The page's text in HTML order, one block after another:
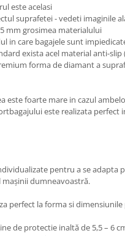
este acelasi
suprafetei - vedeti imaginile
mm grosimea materialului
in care bagajele sunt
exista acel material anti-slip
forma de diamant a
este foarte mare in cazul
este realizata perfect
pentru a se adapta
dumneavoastră.
perfect la forma si
de protectie inaltă de 5,5 – 6